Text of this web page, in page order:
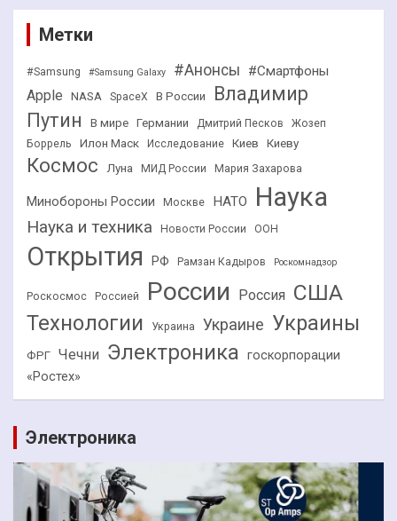
Метки
#Samsung #Samsung Galaxy #Анонсы #Смартфоны
Apple NASA SpaceX В России
Владимир
Путин
В мире Германии Дмитрий Песков
Жозеп
Боррель
Илон Маск Исследование Киев Киеву
Космос Луна МИД России Мария Захарова
Минобороны России Москве НАТО Наука
Наука и техника Новости России ООН
Открытия РФ Рамзан Кадыров Роскомнадзор
Роскосмос Россией России Россия США
Технологии Украина Украине Украины
ФРГ Чечни Электроника госкорпорации
«Ростех»
Электроника